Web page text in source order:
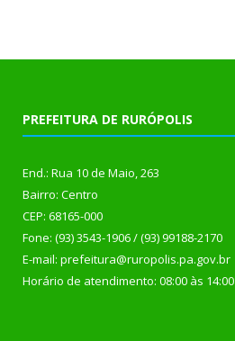
PREFEITURA DE RURÓPOLIS
End.: Rua 10 de Maio, 263
Bairro: Centro
CEP: 68165-000
Fone: (93) 3543-1906 / (93) 99188-2170
E-mail: prefeitura@ruropolis.pa.gov.br
Horário de atendimento: 08:00 às 14:00